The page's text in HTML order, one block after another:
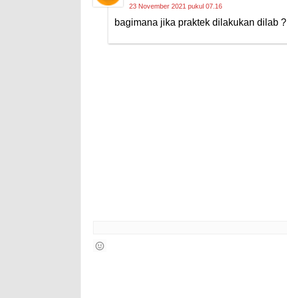
23 November 2021 pukul 07.16
bagimana jika praktek dilakukan dilab ?